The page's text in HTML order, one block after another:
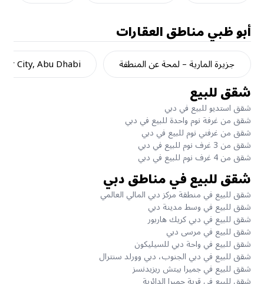
أبو ظبيمناطق العقارات
جزيرة المارية – لمحة عن المنطقة City, Abu Dhabi
شقق للبيع
شقق استديو للبيع في دبي
شقق من غرفة نوم واحدة للبيع في دبي
شقق من غرفتي نوم للبيع في دبي
شقق من 3 غرف نوم للبيع في دبي
شقق من 4 غرف نوم للبيع في دبي
شقق للبيع في مناطق دبي
شقق للبيع في منطقة مركز دبي المالي العالمي
شقق للبيع في وسط مدينة دبي
شقق للبيع في دبي كريك هاربور
شقق للبيع في مرسى دبي
شقق للبيع في واحة دبي للسيليكون
شقق للبيع في دبي الجنوب، دبي وورلد سنترال
شقق للبيع في جميرا بيتش ريزيدنسز